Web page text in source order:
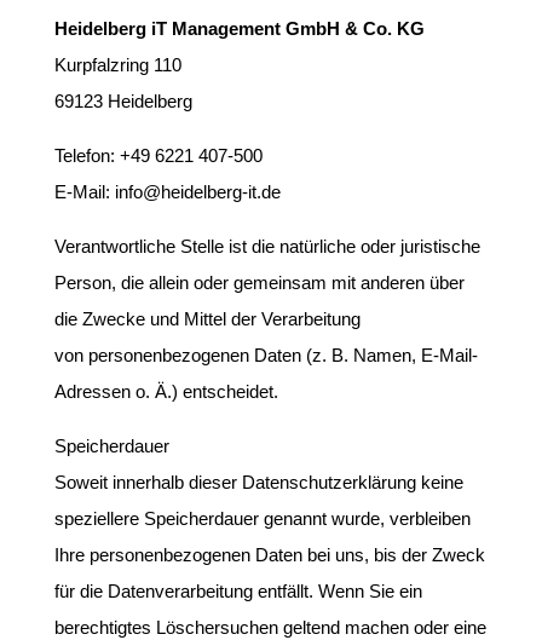
Heidelberg iT Management GmbH & Co. KG
Kurpfalzring 110
69123 Heidelberg
Telefon: +49 6221 407-500
E-Mail: info@heidelberg-it.de
Verantwortliche Stelle ist die natürliche oder juristische
Person, die allein oder gemeinsam mit anderen über
die Zwecke und Mittel der Verarbeitung
von personenbezogenen Daten (z. B. Namen, E-Mail-
Adressen o. Ä.) entscheidet.
Speicherdauer
Soweit innerhalb dieser Datenschutzerklärung keine
speziellere Speicherdauer genannt wurde, verbleiben
Ihre personenbezogenen Daten bei uns, bis der Zweck
für die Datenverarbeitung entfällt. Wenn Sie ein
berechtigtes Löschersuchen geltend machen oder eine